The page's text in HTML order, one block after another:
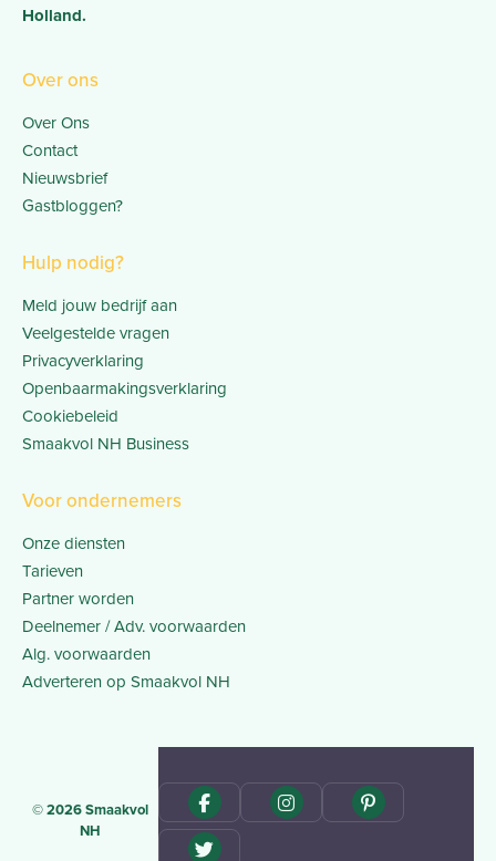
Holland.
Over ons
Over Ons
Contact
Nieuwsbrief
Gastbloggen?
Hulp nodig?
Meld jouw bedrijf aan
Veelgestelde vragen
Privacyverklaring
Openbaarmakingsverklaring
Cookiebeleid
Smaakvol NH Business
Voor ondernemers
Onze diensten
Tarieven
Partner worden
Deelnemer / Adv. voorwaarden
Alg. voorwaarden
Adverteren op Smaakvol NH
© 2026 Smaakvol
NH